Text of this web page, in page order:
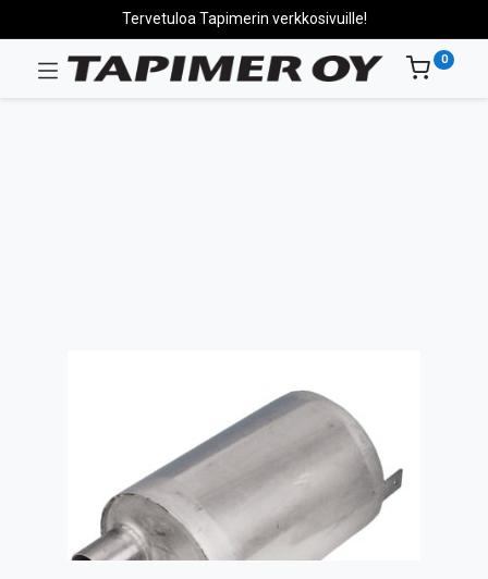
Tervetuloa Tapimerin verkkosivuille!
0